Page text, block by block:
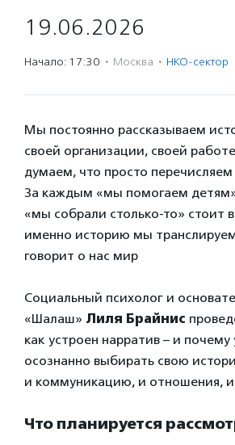
19.06.2026
Начало: 17:30 · Москва · НКО-сектор
Мы постоянно рассказываем
своей организации, своей
думаем, что просто
За каждым «мы помогаем
«мы собрали столько-то» стоит
именно историю мы
говорит о нас мир
Социальный психолог и
«Шалаш» Лиля Брайнис
как устроен нарратив – и
осознанно выбирать свою
и коммуникацию, и отношения, и
Что планируется